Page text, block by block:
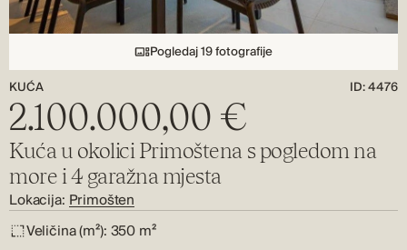
Pogledaj 19 fotografije
KUĆA
ID: 4476
2.100.000,00 €
Kuća u okolici Primoštena s pogledom na
more i 4 garažna mjesta
Lokacija: Primošten
Veličina (m²): 350 m²